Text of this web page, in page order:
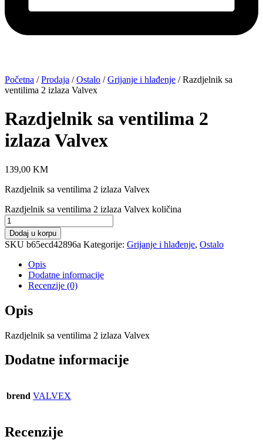
Početna /Prodaja /Ostalo /Grijanje i hlađenje / Razdjelnik sa
ventilima 2 izlaza Valvex
Razdjelnik sa ventilima 2
izlaza Valvex
139,00 KM
Razdjelnik sa ventilima 2 izlaza Valvex
Razdjelnik sa ventilima 2 izlaza Valvex količina
Dodaj u korpu
SKU b65ecd42896a Kategorije: Grijanje i hlađenje, Ostalo
Opis
Dodatne informacije
Recenzije (0)
Opis
Razdjelnik sa ventilima 2 izlaza Valvex
Dodatne informacije
brend VALVEX
Recenzije